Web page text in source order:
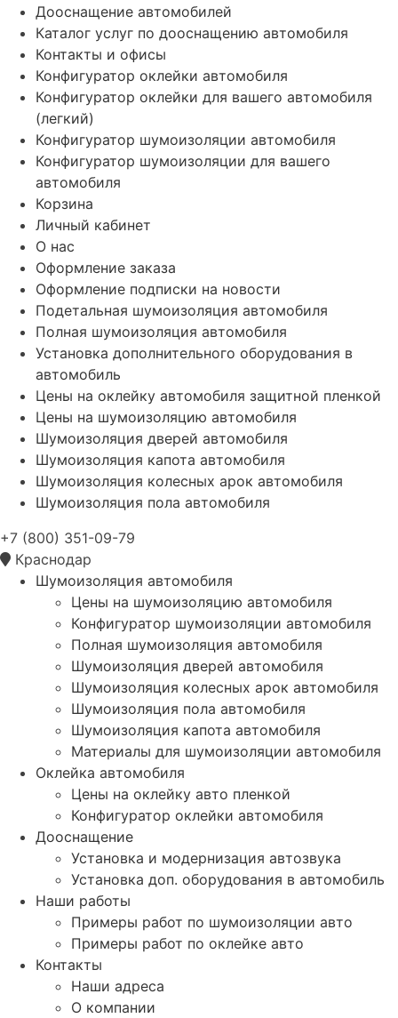
Дооснащение автомобилей
Каталог услуг по дооснащению автомобиля
Контакты и офисы
Конфигуратор оклейки автомобиля
Конфигуратор оклейки для вашего автомобиля
(легкий)
Конфигуратор шумоизоляции автомобиля
Конфигуратор шумоизоляции для вашего
автомобиля
Корзина
Личный кабинет
О нас
Оформление заказа
Оформление подписки на новости
Подетальная шумоизоляция автомобиля
Полная шумоизоляция автомобиля
Установка дополнительного оборудования в
автомобиль
Цены на оклейку автомобиля защитной пленкой
Цены на шумоизоляцию автомобиля
Шумоизоляция дверей автомобиля
Шумоизоляция капота автомобиля
Шумоизоляция колесных арок автомобиля
Шумоизоляция пола автомобиля
+7 (800) 351-09-79
Краснодар
Шумоизоляция автомобиля
Цены на шумоизоляцию автомобиля
Конфигуратор шумоизоляции автомобиля
Полная шумоизоляция автомобиля
Шумоизоляция дверей автомобиля
Шумоизоляция колесных арок автомобиля
Шумоизоляция пола автомобиля
Шумоизоляция капота автомобиля
Материалы для шумоизоляции автомобиля
Оклейка автомобиля
Цены на оклейку авто пленкой
Конфигуратор оклейки автомобиля
Дооснащение
Установка и модернизация автозвука
Установка доп. оборудования в автомобиль
Наши работы
Примеры работ по шумоизоляции авто
Примеры работ по оклейке авто
Контакты
Наши адреса
О компании